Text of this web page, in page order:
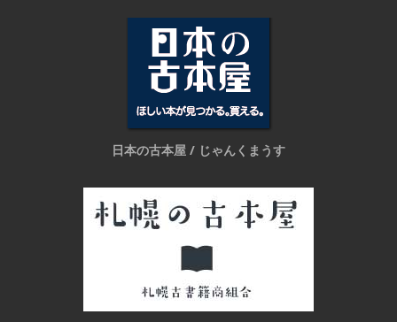
日本の古本屋 / じゃんくまうす